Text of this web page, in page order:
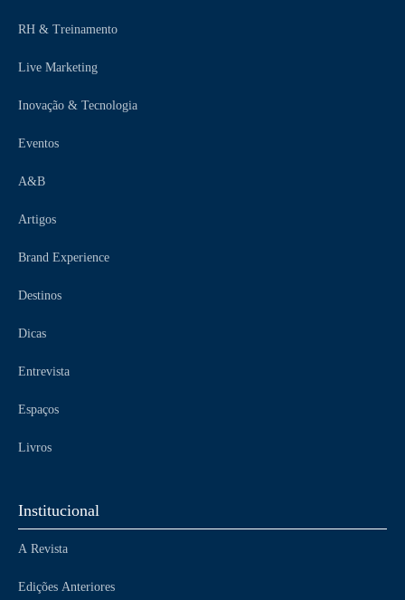
RH & Treinamento
Live Marketing
Inovação & Tecnologia
Eventos
A&B
Artigos
Brand Experience
Destinos
Dicas
Entrevista
Espaços
Livros
Institucional
A Revista
Edições Anteriores